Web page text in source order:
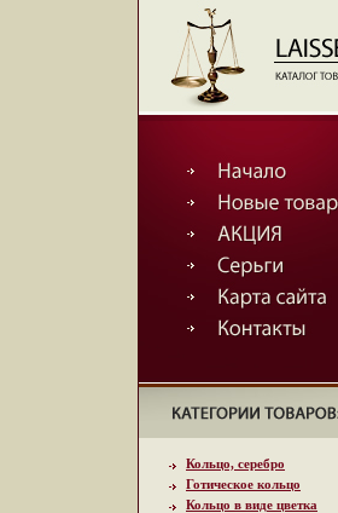
Кольцо, серебро
Готическое кольцо
Кольцо в виде цветка